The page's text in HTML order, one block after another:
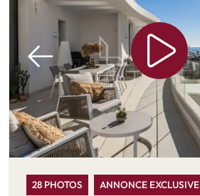
28 PHOTOS ANNONCE EXCLUSIVE